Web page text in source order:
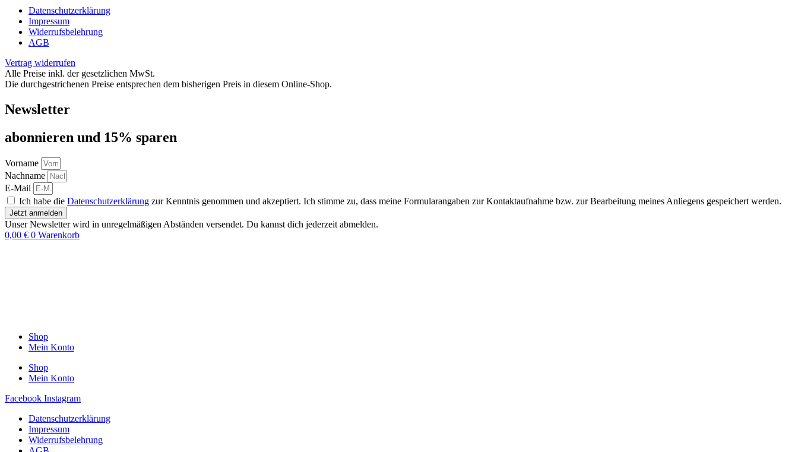
Datenschutzerklärung
Impressum
Widerrufsbelehrung
AGB
Vertrag widerrufen
Alle Preise inkl. der gesetzlichen MwSt.
Die durchgestrichenen Preise entsprechen dem bisherigen Preis in diesem Online-Shop.
Newsletter
abon­nie­ren und 15% sparen
Vorname
Nachname
E-Mail
Ich habe die Datenschutzerklärung zur Kenntnis genommen und akzeptiert. Ich stimme zu, dass meine Formularangaben zur Kontaktaufnahme bzw. zur Bearbeitung meines Anliegens gespeichert werden.
Jetzt anmelden
Unser Newsletter wird in unregelmäßigen Abständen versendet. Du kannst dich jederzeit abmelden.
0,00 € 0 Warenkorb
Shop
Mein Konto
Shop
Mein Konto
Facebook Instagram
Datenschutzerklärung
Impressum
Widerrufsbelehrung